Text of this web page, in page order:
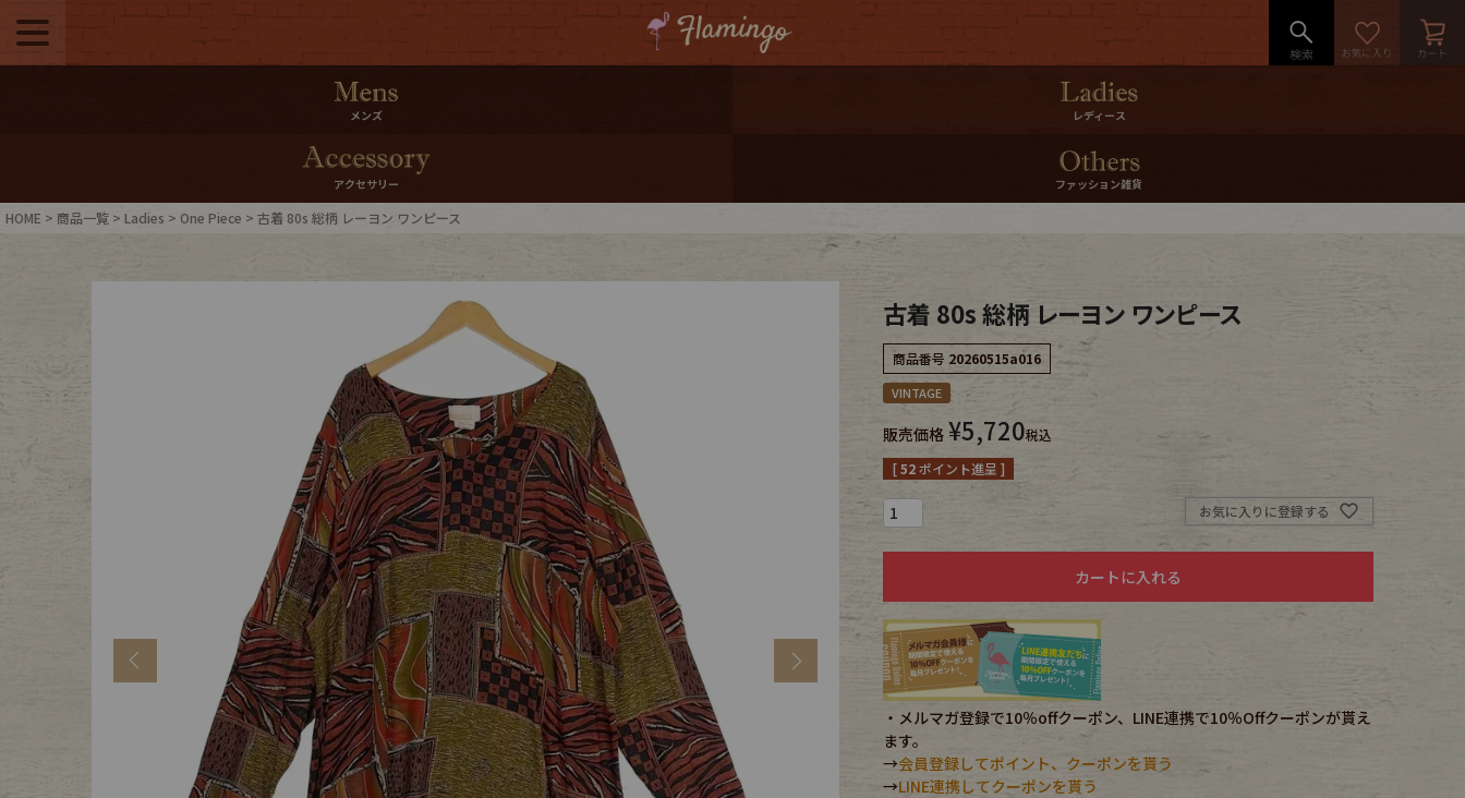
500pt＆10％Offクーポンプレゼント
ログイン・会員登録 LINE ID連携
International Shipping
店舗紹介 特集一覧
スタッフコーディネート
古着卸DOCK
メンズ商品カテゴリーから探す
Outer
Fafatt
メンズ レディース
アクセサリー ファッション雑貨
HOME 商品一覧 Ladies One Piece 古着 80s 総柄 レーヨン ワンピース
古着 80s 総柄 レーヨン ワンピース
商品番号 20260515a016
VINTAGE
販売価格 ¥5,720税込
[52ポイント進呈 ]
お気に入りに登録する
カートに入れる
・メルマガ登録で10％offクーポン、LINE連携で10％Offクーポンが貰え
ます。
→会員登録してポイント、クーポンを貰う
→LINE連携してクーポンを貰う